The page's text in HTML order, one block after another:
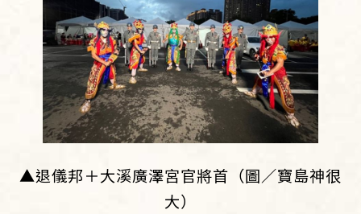
▲退儀邦＋大溪廣澤宮官將首（圖／寶島神很
大）